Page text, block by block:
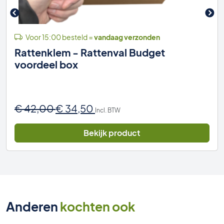
Voor 15:00 besteld =vandaag verzonden
Rattenklem - Rattenval Budget
voordeel box
€42,00Oorspronkelijke
€ 42,00.
€ 34,50 Huidige
is:
€ 34,50.
Incl. BTW
Bekijk product
Anderenkochten ook